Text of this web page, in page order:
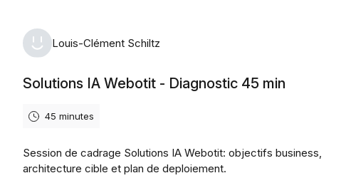
Louis-Clément Schiltz
Solutions IA Webotit - Diagnostic 45 min
45 minutes
Session de cadrage Solutions IA Webotit: objectifs business,
architecture cible et plan de deploiement.